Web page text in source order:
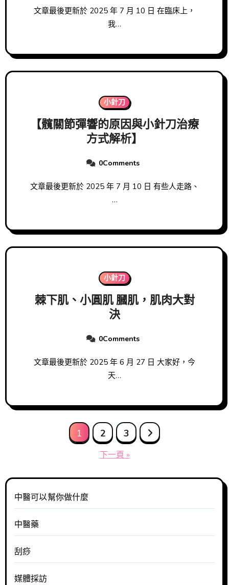
文章最後更新於 2025 年 7 月 10 日 在臨床上，
我…
小針刀
【髖關節彈響的原因與小針刀治療
方式解析】
0Comments
文章最後更新於 2025 年 7 月 10 日 有些人走路、
…
小針刀
棘下肌、小圓肌 膕肌，肌肉大對
決
0Comments
文章最後更新於 2025 年 6 月 27 日 大家好，今
天…
分
頁
1 2 3
下一頁 »
中醫可以幫你做什麼
中醫藥
刮痧
媒體採訪